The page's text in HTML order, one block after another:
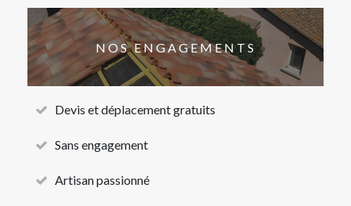
NOS ENGAGEMENTS
Devis et déplacement gratuits
Sans engagement
Artisan passionné